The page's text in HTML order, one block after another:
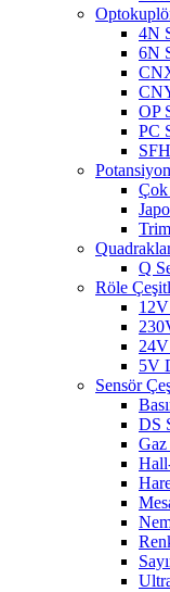
4N
6N
OP
PC
Çok
Q
Röle
5V
Sensör
DS
Gaz